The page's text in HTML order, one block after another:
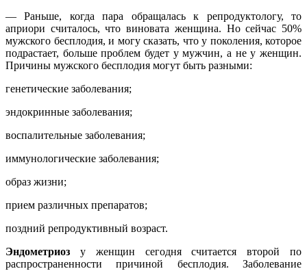
— Раньше, когда пара обращалась к репродуктологу, то
априори считалось, что виновата женщина. Но сейчас 50%
мужского бесплодия, и могу сказать, что у поколения, которое
подрастает, больше проблем будет у мужчин, а не у женщин.
Причины мужского бесплодия могут быть разными:
генетические заболевания;
эндокринные заболевания;
воспалительные заболевания;
иммунологические заболевания;
образ жизни;
прием различных препаратов;
поздний репродуктивный возраст.
Эндометриоз у женщин сегодня считается второй по
распространенности причиной бесплодия. Заболевание